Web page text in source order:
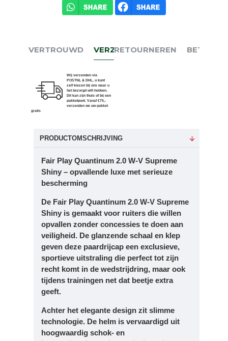
VERTROUWD VERZENDEN
Wij verzenden via
POSTNL & DHL, u kunt
zelf kiezen bij ons waar u
het bezorgd wilt hebben.
Dit kan zijn thuis of bij een
pakketpunt. Vanaf €75,-
verzenden we uw pakket
gratis
RETOURNEREN BETALEN
PRODUCTOMSCHRIJVING
Fair Play Quantinum 2.0 W-V Supreme
Shiny – opvallende luxe met serieuze
bescherming
De Fair Play Quantinum 2.0 W-V Supreme
Shiny is gemaakt voor ruiters die willen
opvallen zonder concessies te doen aan
veiligheid. De glanzende schaal en klep
geven deze paardrijcap een exclusieve,
sportieve uitstraling die perfect tot zijn
recht komt in de wedstrijdring, maar ook
tijdens trainingen net dat beetje extra
geeft.
Achter het elegante design zit slimme
technologie. De helm is vervaardigd uit
hoogwaardig schok- en